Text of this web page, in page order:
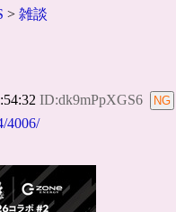
> 雑談
ID:dk9mPpXGS6
4006/